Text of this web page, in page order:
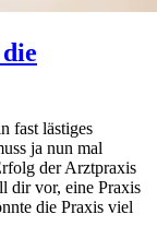
fast lästiges
ja nun mal
der Arztpraxis
dir vor, eine Praxis
die Praxis viel